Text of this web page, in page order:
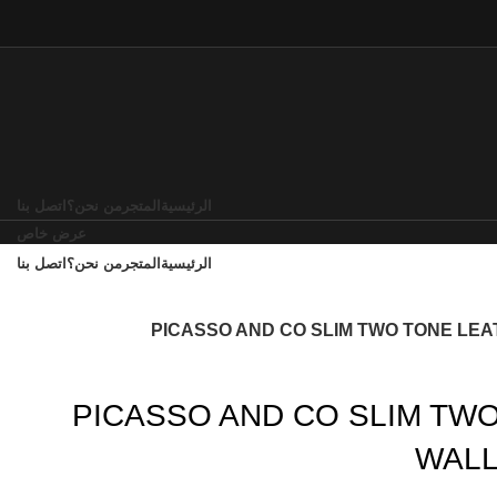
الرئيسية المتجر من نحن؟ اتصل بنا
عرض خاص
الرئيسية المتجر من نحن؟ اتصل بنا
PICASSO AND CO SLIM TWO TONE
PICASSO AND CO SLIM